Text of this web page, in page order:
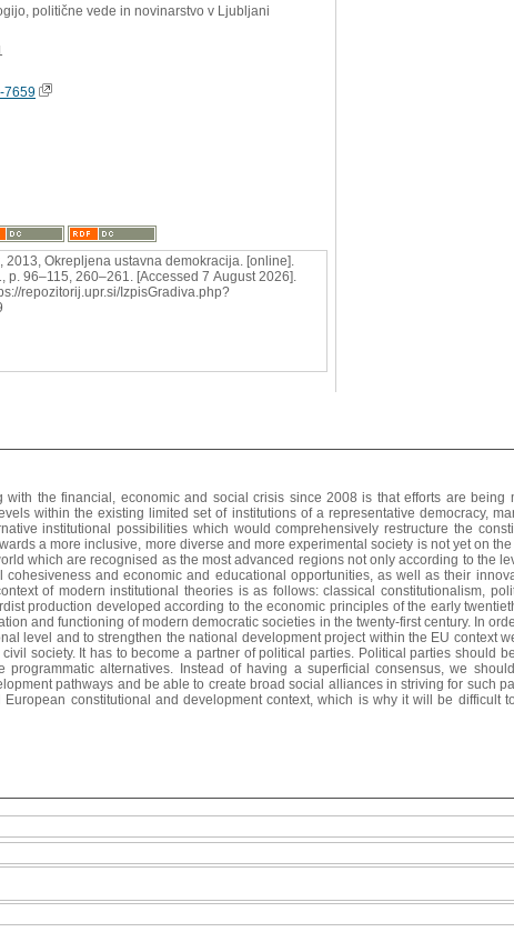
politične vede in novinarstvo v Ljubljani
7659
2013, Okrepljena ustavna demokracija. [online].
p. 96–115, 260–261. [Accessed 7 August 2026].
repozitorij.upr.si/IzpisGradiva.php?
with the financial, economic and social crisis since 2008 is that efforts are being
within the existing limited set of institutions of a representative democracy,
institutional possibilities which would comprehensively restructure the
a more inclusive, more diverse and more experimental society is not yet on
which are recognised as the most advanced regions not only according to the
and economic and educational opportunities, as well as their
of modern institutional theories is as follows: classical constitutionalism,
production developed according to the economic principles of the early
and functioning of modern democratic societies in the twenty-first century. In
level and to strengthen the national development project within the EU context
society. It has to become a partner of political parties. Political parties should
alternatives. Instead of having a superficial consensus, we
pathways and be able to create broad social alliances in striving for such
constitutional and development context, which is why it will be difficult